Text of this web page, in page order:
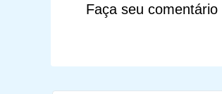
Faça seu comentário